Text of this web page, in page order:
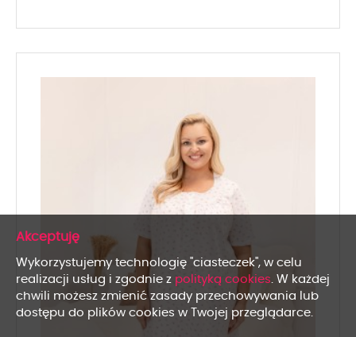
Wykorzystujemy technologię "ciasteczek", w celu
realizacji usług i zgodnie z polityką cookies. W każdej
chwili możesz zmienić zasady przechowywania lub
dostępu do plików cookies w Twojej przeglądarce.